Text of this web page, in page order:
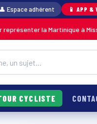
Espace adhérent 📱 APP &
la Martinique à Miss World
CYCLISTE